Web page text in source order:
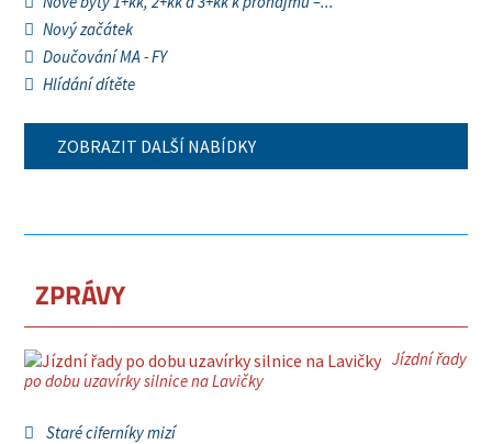
Nový začátek
Doučování MA - FY
Hlídání dítěte
ZOBRAZIT DALŠÍ NABÍDKY
ZPRÁVY
Jízdní řady
po dobu uzavírky silnice na Lavičky
Staré ciferníky mizí